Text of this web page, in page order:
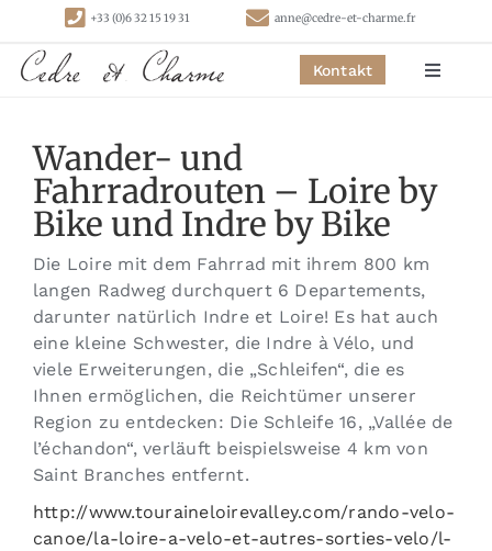
content
+33 (0)6 32 15 19 31 anne@cedre-et-charme.fr
Kontakt
Toggle
Schlafzimmer
Hütten
Aktivitäten
Kontakt
Wander- und
Fahrradrouten – Loire by
Bike und Indre by Bike
Die Loire mit dem Fahrrad mit ihrem 800 km
langen Radweg durchquert 6 Departements,
darunter natürlich Indre et Loire! Es hat auch
eine kleine Schwester, die Indre à Vélo, und
viele Erweiterungen, die „Schleifen“, die es
Ihnen ermöglichen, die Reichtümer unserer
Region zu entdecken: Die Schleife 16, „Vallée de
l’échandon“, verläuft beispielsweise 4 km von
Saint Branches entfernt.
http://www.touraineloirevalley.com/rando-velo-
canoe/la-loire-a-velo-et-autres-sorties-velo/l-